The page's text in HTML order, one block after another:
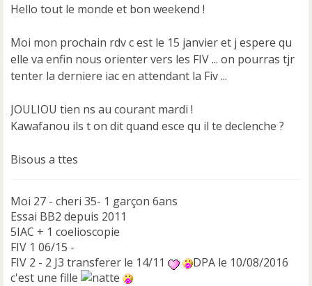
a
e
n
o
n
u
Hello tout le monde et bon weekend !
Moi mon prochain rdv c est le 15 janvier et j espere qu
elle va enfin nous orienter vers les FIV ... on pourras tjr
tenter la derniere iac en attendant la Fiv ...
JOULIOU tien ns au courant mardi !
Kawafanou ils t on dit quand esce qu il te declenche ?
Bisous a ttes
Moi 27 - cheri 35- 1 garçon 6ans
Essai BB2 depuis 2011
5IAC + 1 coelioscopie
FIV 1 06/15 -
FIV 2 - 2 J3 transferer le 14/11
DPA le 10/08/2016
c'est une fille